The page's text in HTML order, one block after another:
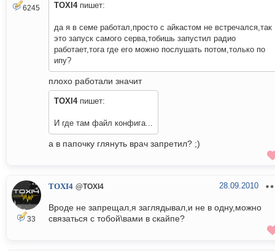
6245 TOXI4пишет:
да я в семе работал,просто с айкастом не встречался,так
это запуск самого серва,тобишь запустил радио
работает,тога где его можно послушать потом,только по
ипу?
плохо работали значит
TOXI4пишет:
И где там файл конфига...
а в папочку глянуть врач запретил? ;)
33
TOXI4 @TOXI4 28.09.2010
Вроде не запрещал,я заглядывал,и не в одну,можно
связаться с тобой\вами в скайпе?